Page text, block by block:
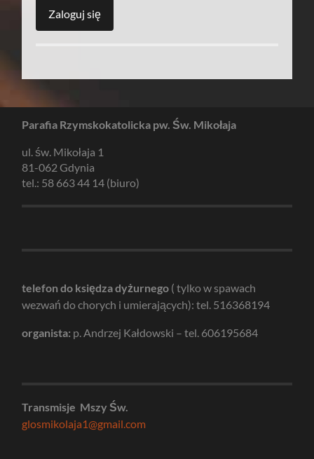
Parafia Rzymskokatolicka pw. Św. Mikołaja
ul. św. Mikołaja 1
81-062 Gdynia
tel.: 58 663 44 14 (biuro)
telefon do księdza dyżurnego ( tylko w spawach
wezwań do chorych i umierających): tel. 516368194
organista: p. Andrzej Kałdowski – tel. 606195684
Transmisje Mszy Św.
glosmikolaja1@gmail.com